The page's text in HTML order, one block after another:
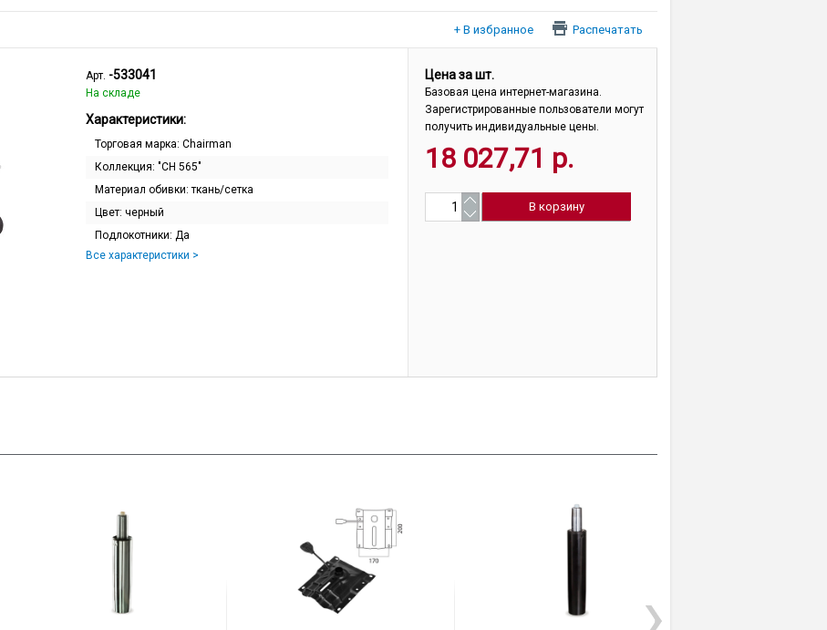
Распечатать
Арт. -533041
На складе
Характеристики:
Торговая марка: Chairman
Коллекция: "CH 565"
Материал обивки:ткань/сетка
Цвет: черный
Подлокотники: Да
Все характеристики >
Цена за шт.
Базовая цена интернет-магазина.
Зарегистрированные пользователи могут
получить индивидуальные цены.
18 027,71 р.